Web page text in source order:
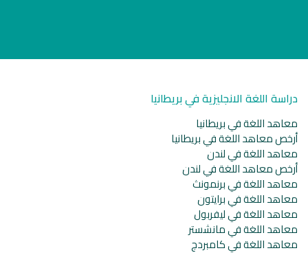
دراسة اللغة الانجليزية في بريطانيا
معاهد اللغة في بريطانيا
أرخص معاهد اللغة في بريطانيا
معاهد اللغة في لندن
أرخص معاهد اللغة في لندن
معاهد اللغة في برنمونث
معاهد اللغة في برايتون
معاهد اللغة في ليفربول
معاهد اللغة في مانشستر
معاهد اللغة في كامبردج